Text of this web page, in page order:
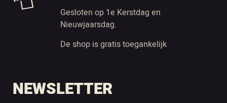
Gesloten op 1e Kerstdag en
Nieuwjaarsdag.
De shop is gratis toegankelijk
NEWSLETTER